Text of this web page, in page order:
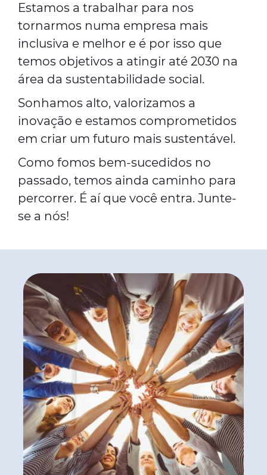
Estamos a trabalhar para nos
tornarmos numa empresa mais
inclusiva e melhor e é por isso que
temos objetivos a atingir até 2030 na
área da sustentabilidade social.
Sonhamos alto, valorizamos a
inovação e estamos comprometidos
em criar um futuro mais sustentável.
Como fomos bem-sucedidos no
passado, temos ainda caminho para
percorrer. É aí que você entra. Junte-
se a nós!